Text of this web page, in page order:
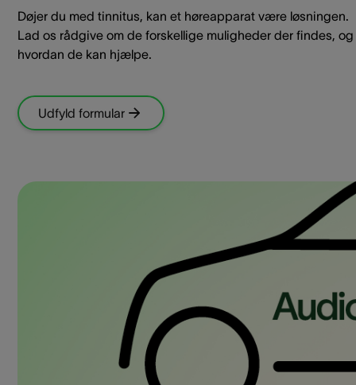
Døjer du med tinnitus, kan et høreapparat være løsningen.
Lad os rådgive om de forskellige muligheder der findes, og
hvordan de kan hjælpe.
Udfyld formular